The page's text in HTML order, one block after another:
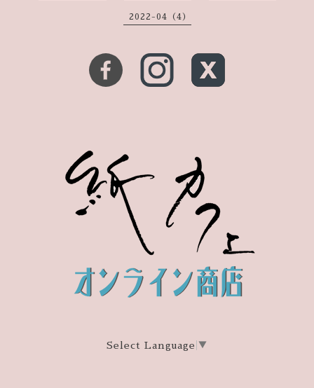
2022-04（4）
Select Language ▼